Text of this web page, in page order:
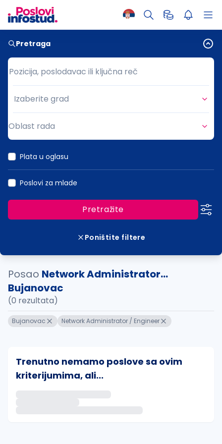
Pretraga
Pozicija, poslodavac ili ključna reč
Pozicija, poslodavac ili ključna reč
Grad
Izaberite grad
Oblast rada
Plata u oglasu
Poslovi za mlade
Pretražite
Poništite filtere
Posao Network Administrator...
Bujanovac
(0 rezultata)
Bujanovac Network Administrator / Engineer
Trenutno nemamo poslove sa ovim
kriterijumima, ali...